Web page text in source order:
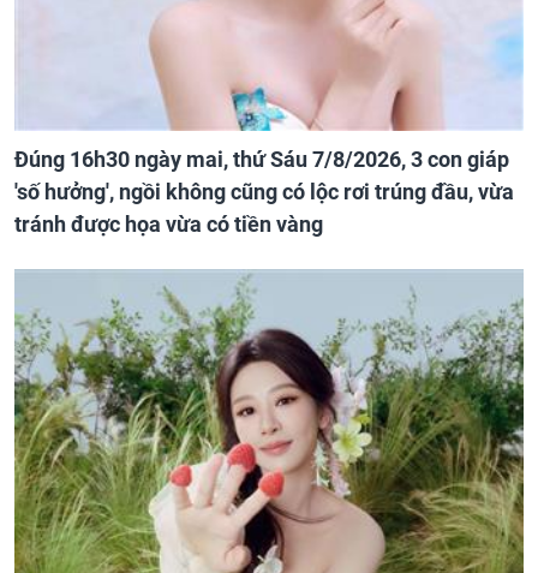
Đúng 16h30 ngày mai, thứ Sáu 7/8/2026, 3 con giáp
'số hưởng', ngồi không cũng có lộc rơi trúng đầu, vừa
tránh được họa vừa có tiền vàng